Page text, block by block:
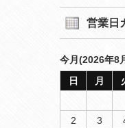
営業日
今月(2026年8
日
月
2
3